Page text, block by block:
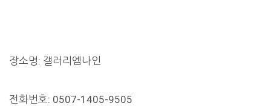
장소명: 갤러리엠나인
전화번호: 0507-1405-9505